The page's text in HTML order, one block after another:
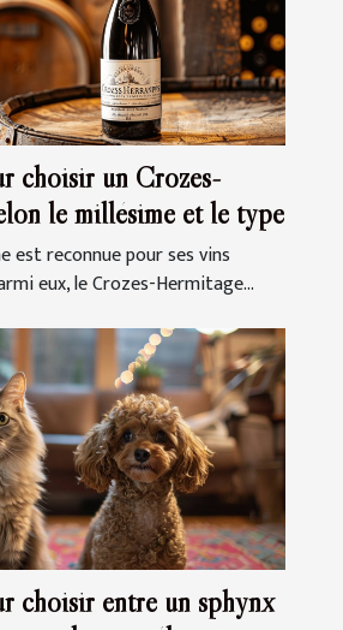
choisir un Crozes-
le millésime et le type
est reconnue pour ses vins
eux, le Crozes-Hermitage...
choisir entre un sphynx